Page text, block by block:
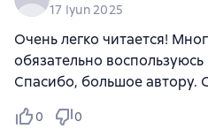
17 Iyun 2025
Очень легко читается!
обязательно
Спасибо, большое автору.
0 0